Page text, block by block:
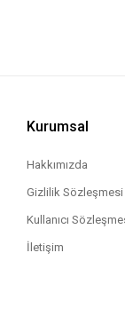
Kurumsal
Hakkımızda
Gizlilik Sözleşmesi
Kullanıcı
İletişim